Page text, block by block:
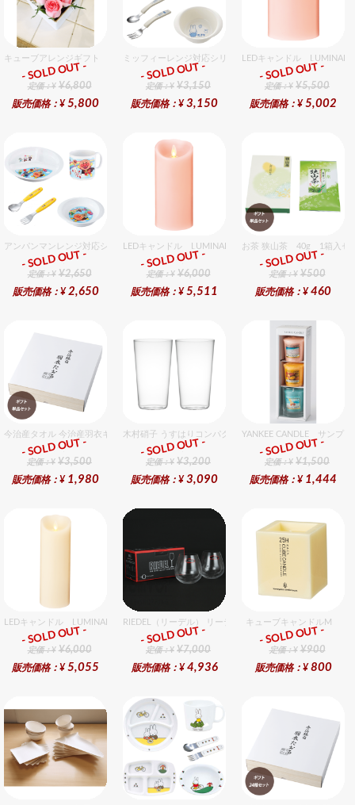
キューブアレンジギフト ピンク
ギフト
定価：¥ ¥6,800
販売価格：¥ 5,800
- SOLD OUT -
ミッフィーレンジ対応シリーズ セット販売商品です。
ギフト
定価：¥ ¥3,150
販売価格：¥ 3,150
- SOLD OUT -
LEDキャンドル
ギフト
定価：¥ ¥5,500
販売価格：¥ 5,002
- SOLD OUT -
アンパンマンレンジ対応シリーズセット セット販売商品です。
ギフト
定価：¥ ¥2,650
販売価格：¥ 2,650
- SOLD OUT -
LEDキャンドル LUMINARA（ルミナラ） ピンク ピラ
ギフト
定価：¥ ¥6,000
販売価格：¥ 5,511
- SOLD OUT -
お茶 狭山茶 40g 1箱入セ
ギフト
定価：¥ ¥500
販売価格：¥ 460
- SOLD OUT -
今治産タオル 今治産羽衣ギフトバスタオル 1個入セット
ギフト
定価：¥ ¥3,500
販売価格：¥ 1,980
- SOLD OUT -
木村硝子 うすはりコンパクト450cc タンブラーグラスギ
ギフト
定価：¥ ¥3,200
販売価格：¥ 3,090
- SOLD OUT -
YANKEE CANDLE サンプ
ギフト
定価：¥ ¥1,500
販売価格：¥ 1,444
- SOLD OUT -
LEDキャンドル LUMINARA（ルミナラ） アイボリー ピラー3.5x7 ギフトボックス
ギフト
定価：¥ ¥6,000
販売価格：¥ 5,055
- SOLD OUT -
RIEDEL（リーデル） リーデル オー 0 カベルネ 2個入りセ
ギフト
定価：¥ ¥7,000
販売価格：¥ 4,936
- SOLD OUT -
キューブキャンドルM
ギフト
定価：¥ ¥900
販売価格：¥ 800
- SOLD OUT -